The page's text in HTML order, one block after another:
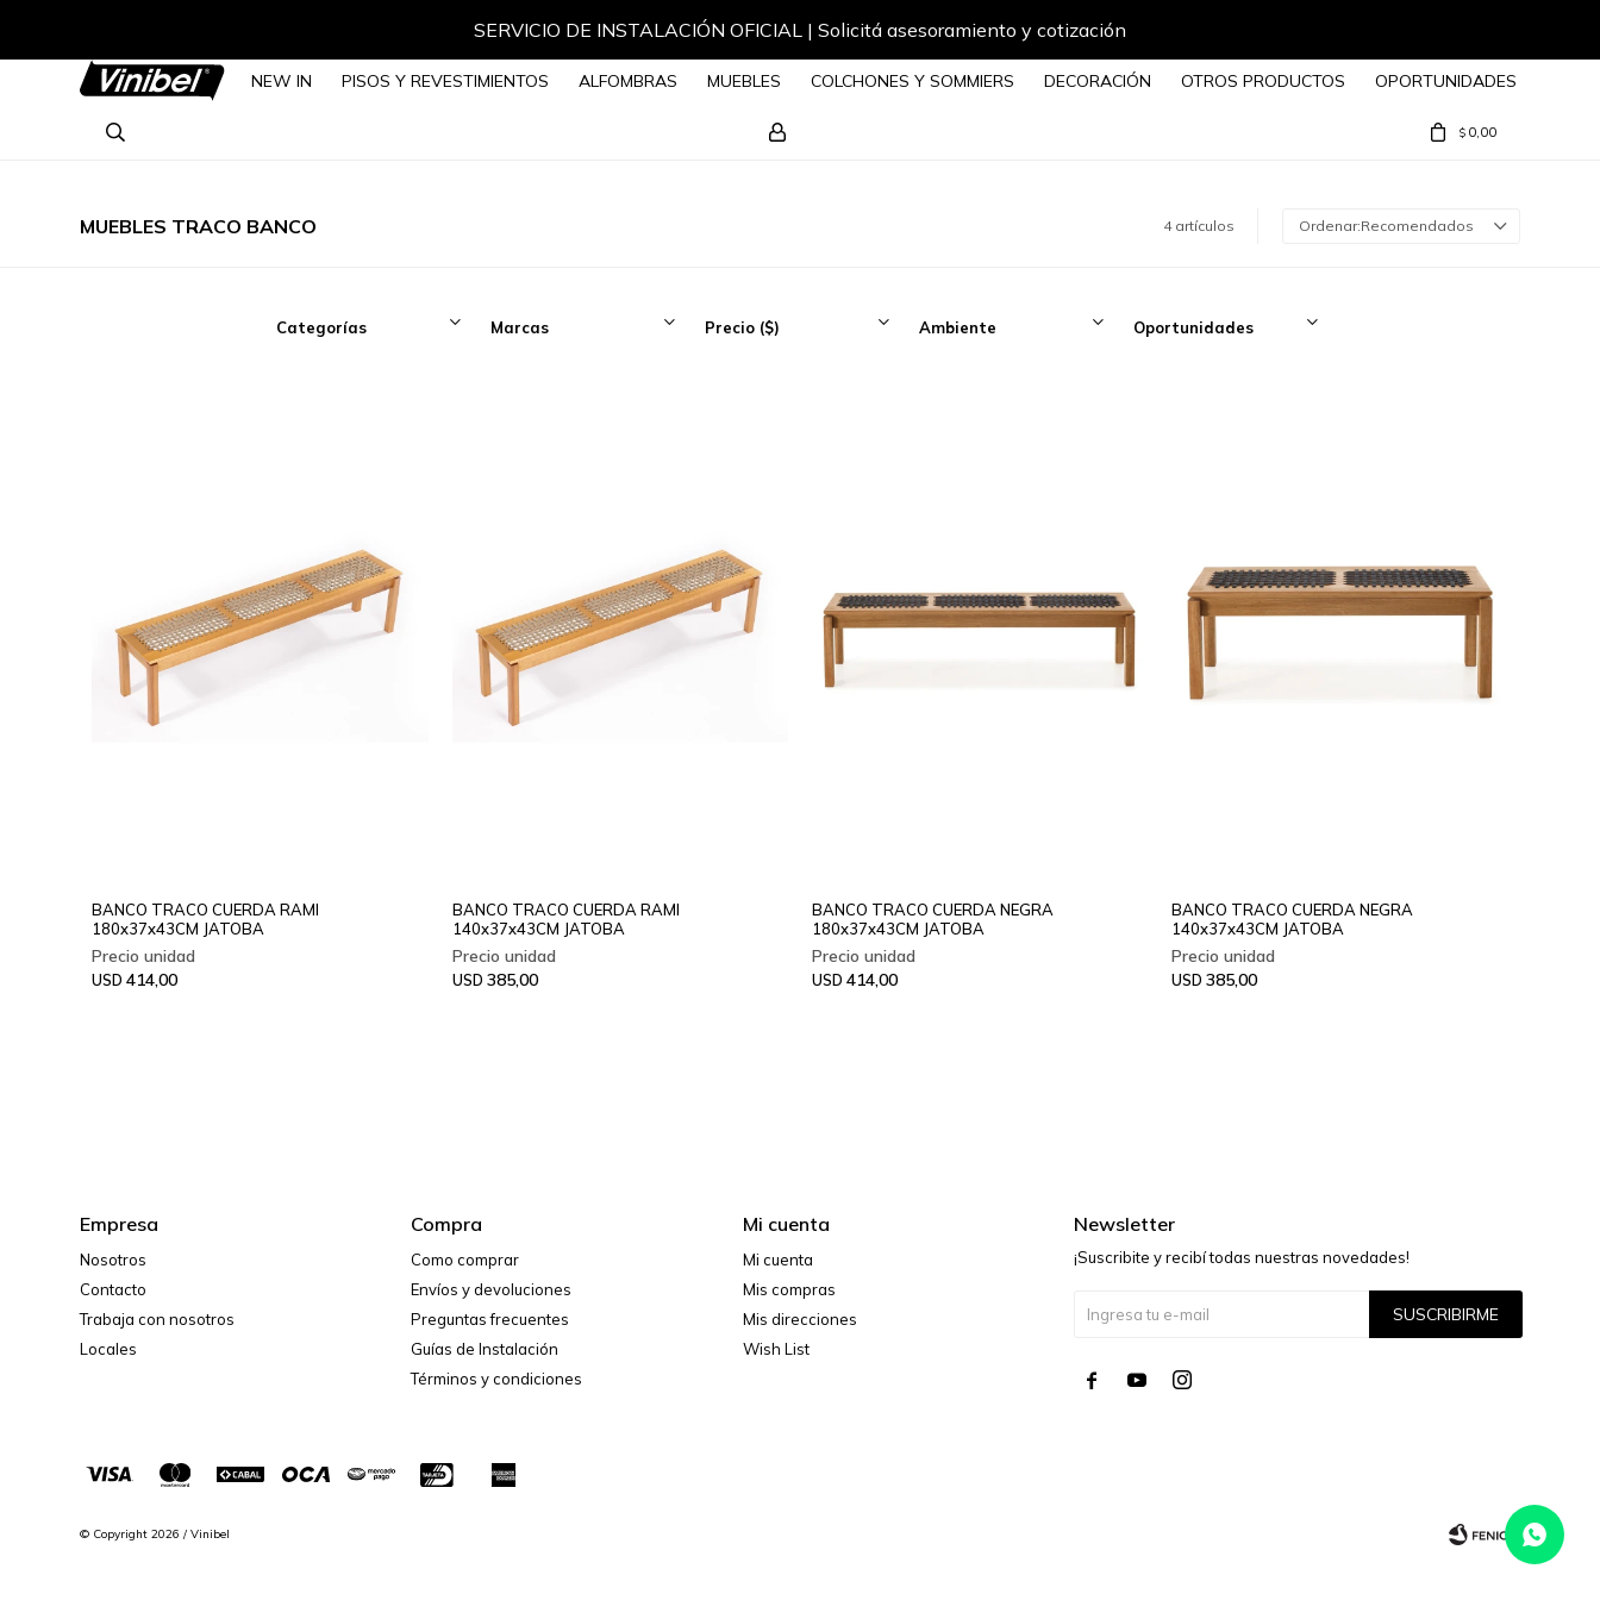
SERVICIO DE INSTALACIÓN OFICIAL | Solicitá asesoramiento y cotización
NEW IN PISOS Y REVESTIMIENTOS ALFOMBRAS MUEBLES COLCHONES Y SOMMIERS DECORACIÓN OTROS PRODUCTOS OPORTUNIDADES
$ 0,00
MUEBLES TRACO BANCO 4 artículos Recomendados
BANCO TRACO CUERDA RAMI
180x37x43CM JATOBA
USD 414,00
BANCO TRACO CUERDA RAMI
140x37x43CM JATOBA
USD 385,00
BANCO TRACO CUERDA NEGRA
180x37x43CM JATOBA
USD 414,00
BANCO TRACO CUERDA NEGRA
140x37x43CM JATOBA
USD 385,00
Categorías Marcas Precio ($) Ambiente Oportunidades
Empresa
Nosotros
Contacto
Trabaja con nosotros
Locales
Compra
Como comprar
Envíos y devoluciones
Preguntas frecuentes
Guías de Instalación
Términos y condiciones
Mi cuenta
Mi cuenta
Mis compras
Mis direcciones
Wish List
Newsletter
¡Suscribite y recibí todas nuestras novedades!
SUSCRIBIRME
  
© Copyright 2026 / Vinibel